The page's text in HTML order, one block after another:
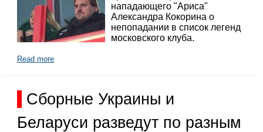
нападающего "Ариса"
Александра Кокорина о
непопадании в список легенд
московского клуба.
Read more
Сборные Украины и
Беларуси разведут по разным